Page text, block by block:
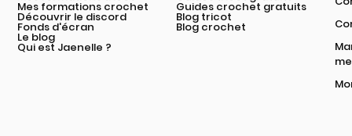
Mes formations crochet
Découvrir le discord
Fonds d'écran
Le blog
Qui est Jaenelle ?
Guides crochet gratuits
Blog tricot
Blog crochet